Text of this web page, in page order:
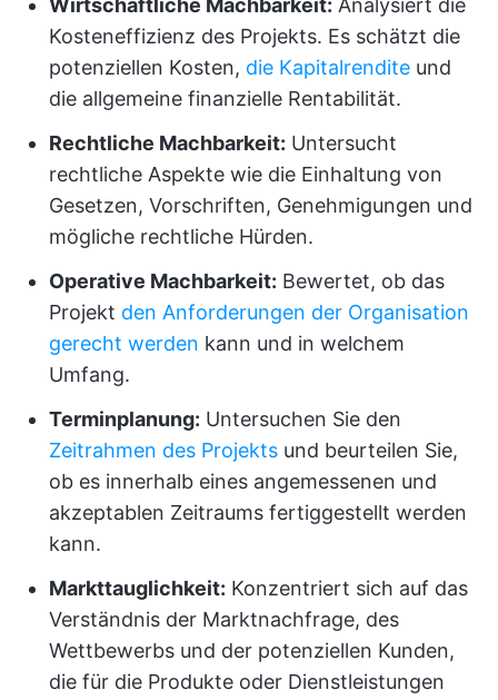
Wirtschaftliche Machbarkeit: Analysiert die
Kosteneffizienz des Projekts. Es schätzt die
potenziellen Kosten, die Kapitalrendite und
die allgemeine finanzielle Rentabilität.
Rechtliche Machbarkeit: Untersucht
rechtliche Aspekte wie die Einhaltung von
Gesetzen, Vorschriften, Genehmigungen und
mögliche rechtliche Hürden.
Operative Machbarkeit: Bewertet, ob das
Projekt den Anforderungen der Organisation
gerecht werden kann und in welchem
Umfang.
Terminplanung: Untersuchen Sie den
Zeitrahmen des Projekts und beurteilen Sie,
ob es innerhalb eines angemessenen und
akzeptablen Zeitraums fertiggestellt werden
kann.
Markttauglichkeit: Konzentriert sich auf das
Verständnis der Marktnachfrage, des
Wettbewerbs und der potenziellen Kunden,
die für die Produkte oder Dienstleistungen